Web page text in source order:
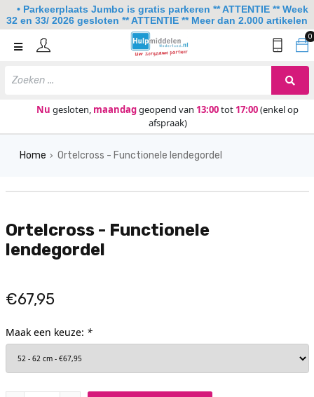
0
Nu gesloten, maandaggeopend van 13:00tot 17:00(enkel op
afspraak)
Home
Keuken
Over ons
Home › Ortelcross - Functionele lendegordel
Ortelcross - Functionele
lendegordel
€67,95
Maak een keuze: *
• Parkeerplaats Jumbo is gratis parkeren ** ATTENTIE ** Week
32 en 33/ 2026 gesloten ** ATTENTIE ** Meer dan 2.000 artikelen